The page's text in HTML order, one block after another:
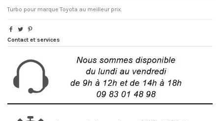
Turbo pour marque Toyota au meilleur prix.
Contact et services